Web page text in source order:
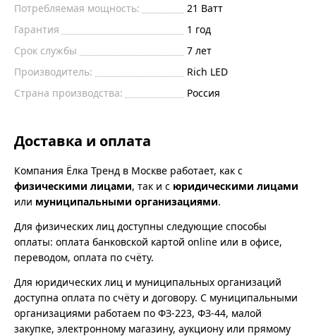
Потребляемая мощность:
21 Ватт
Гарантия
1 год
Срок службы
7 лет
Производитель:
Rich LED
Страна производства:
Россия
Доставка и оплата
Компания Ёлка Тренд в Москве работает, как с
физическими лицами, так и с юридическими лицами
или муниципальными организациями.
Для физических лиц доступны следующие способы
оплаты: оплата банковской картой online или в офисе,
переводом, оплата по счёту.
Для юридических лиц и муниципальных организаций
доступна оплата по счёту и договору. С муниципальными
организациями работаем по ФЗ-223, ФЗ-44, малой
закупке, электронному магазину, аукциону или прямому